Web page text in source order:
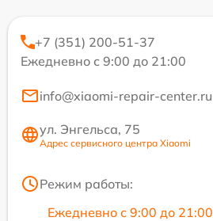
+7 (351) 200-51-37
Ежедневно с 9:00 до 21:00
info@xiaomi-repair-center.ru
ул. Энгельса, 75
Адрес сервисного центра Xiaomi
Режим работы:
Ежедневно с 9:00 до 21:00